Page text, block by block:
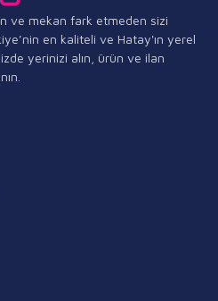
ve mekan fark etmeden sizi
en kaliteli ve Hatay'ın yerel
yerinizi alın, ürün ve ilan